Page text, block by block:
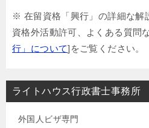
※ 在留資格「興行」の詳細な解
資格外活動許可、よくある質問
行」について]をご覧ください。
ライトハウス行政書士事務所
外国人ビザ専門